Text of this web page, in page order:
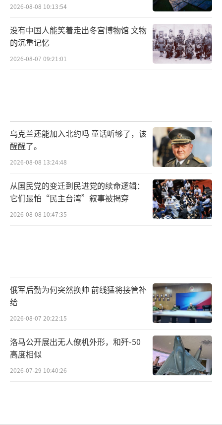
2026-08-08 10:13:54
没有中国人能笑着走出冬宫博物馆 文物
的沉重记忆
2026-08-07 09:21:01
乌克兰还能加入北约吗 童话听够了，该
醒醒了。
2026-08-08 13:24:48
从国民党的变迁到民进党的续命逻辑：
它们最怕“民主台湾”叙事被揭穿
2026-08-08 10:47:35
俄军后勤为何突然换帅 前线猛将接管补
给
2026-08-07 20:22:15
洛马公开展出无人僚机外形，和歼-50
高度相似
2026-07-29 10:40:26